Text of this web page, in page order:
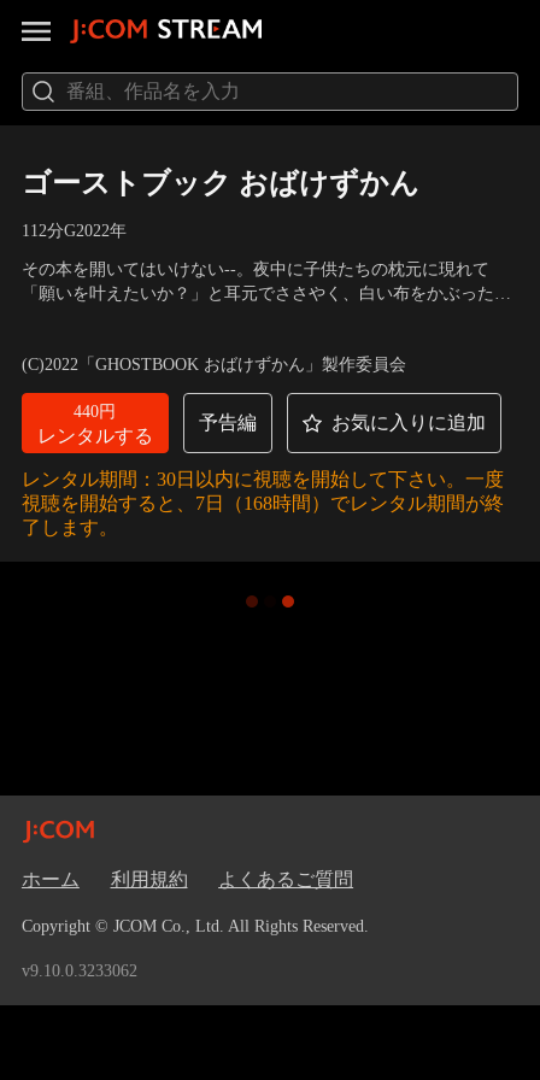
ゴーストブック おばけずかん
112分G2022年
その本を開いてはいけない--。夜中に子供たちの枕元に現れて
「願いを叶えたいか？」と耳元でささやく、白い布をかぶった謎
緒に、あやしい店主のいる迷路のような古本屋で図鑑を手に入れ
るが、古本屋から出た外の世界は…。
(C)2022「GHOSTBOOK おばけずかん」製作委員会
440円
レンタルする
予告編 お気に入りに追加
レンタル期間：30日以内に視聴を開始して下さい。一度
視聴を開始すると、7日（168時間）でレンタル期間が終
了します。
ホーム 利用規約 よくあるご質問
Copyright © JCOM Co., Ltd. All Rights Reserved.
v9.10.0.3233062